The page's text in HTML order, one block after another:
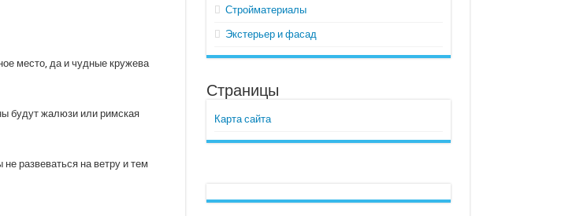
место, да и чудные кружева
будут жалюзи или римская
развеваться на ветру и тем
Стройматериалы
Экстерьер и фасад
Страницы
Карта сайта